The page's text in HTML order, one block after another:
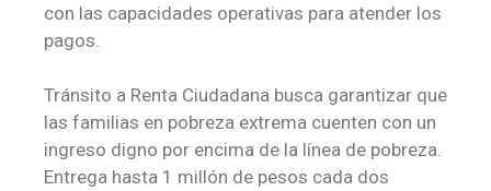
con las capacidades operativas para atender los
pagos.
Tránsito a Renta Ciudadana busca garantizar que
las familias en pobreza extrema cuenten con un
ingreso digno por encima de la línea de pobreza.
Entrega hasta 1 millón de pesos cada dos